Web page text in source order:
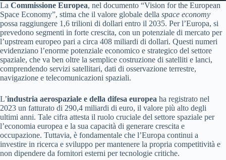
La Commissione Europea, nel documento “Vision for the European
Space Economy”, stima che il valore globale della space economy
possa raggiungere 1,6 trilioni di dollari entro il 2035. Per l’Europa, si
prevedono segmenti in forte crescita, con un potenziale di mercato per
l’upstream europeo pari a circa 408 miliardi di dollari. Questi numeri
evidenziano l’enorme potenziale economico e strategico del settore
spaziale, che va ben oltre la semplice costruzione di satelliti e lanci,
comprendendo servizi satellitari, dati di osservazione terrestre,
navigazione e telecomunicazioni spaziali.
L’industria aerospaziale e della difesa europea ha registrato nel
2023 un fatturato di 290,4 miliardi di euro, il valore più alto degli
ultimi anni. Tale cifra attesta il ruolo cruciale del settore spaziale per
l’economia europea e la sua capacità di generare crescita e
occupazione. Tuttavia, è fondamentale che l’Europa continui a
investire in ricerca e sviluppo per mantenere la propria competitività e
non dipendere da fornitori esterni per tecnologie critiche.